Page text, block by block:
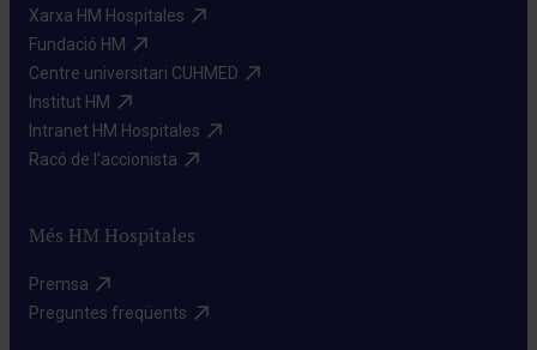
Xarxa HM Hospitales​
Fundació HM​
Centre universitari CUHMED​
Institut HM​
Intranet HM Hospitales​
Racó de l'accionista​
Més HM Hospitales
Premsa​
Preguntes freqüents​